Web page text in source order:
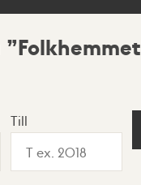
Folkhemmet
Till